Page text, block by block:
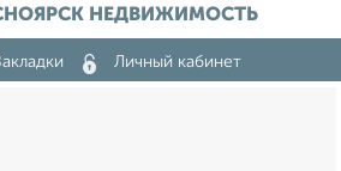
НЕДВИЖИМОСТЬ
Личный кабинет